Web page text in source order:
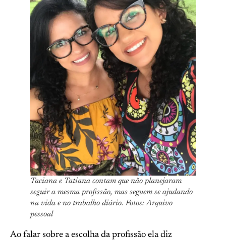
Taciana e Tatiana contam que não planejaram
seguir a mesma profissão, mas seguem se ajudando
na vida e no trabalho diário. Fotos: Arquivo
pessoal
Ao falar sobre a escolha da profissão ela diz